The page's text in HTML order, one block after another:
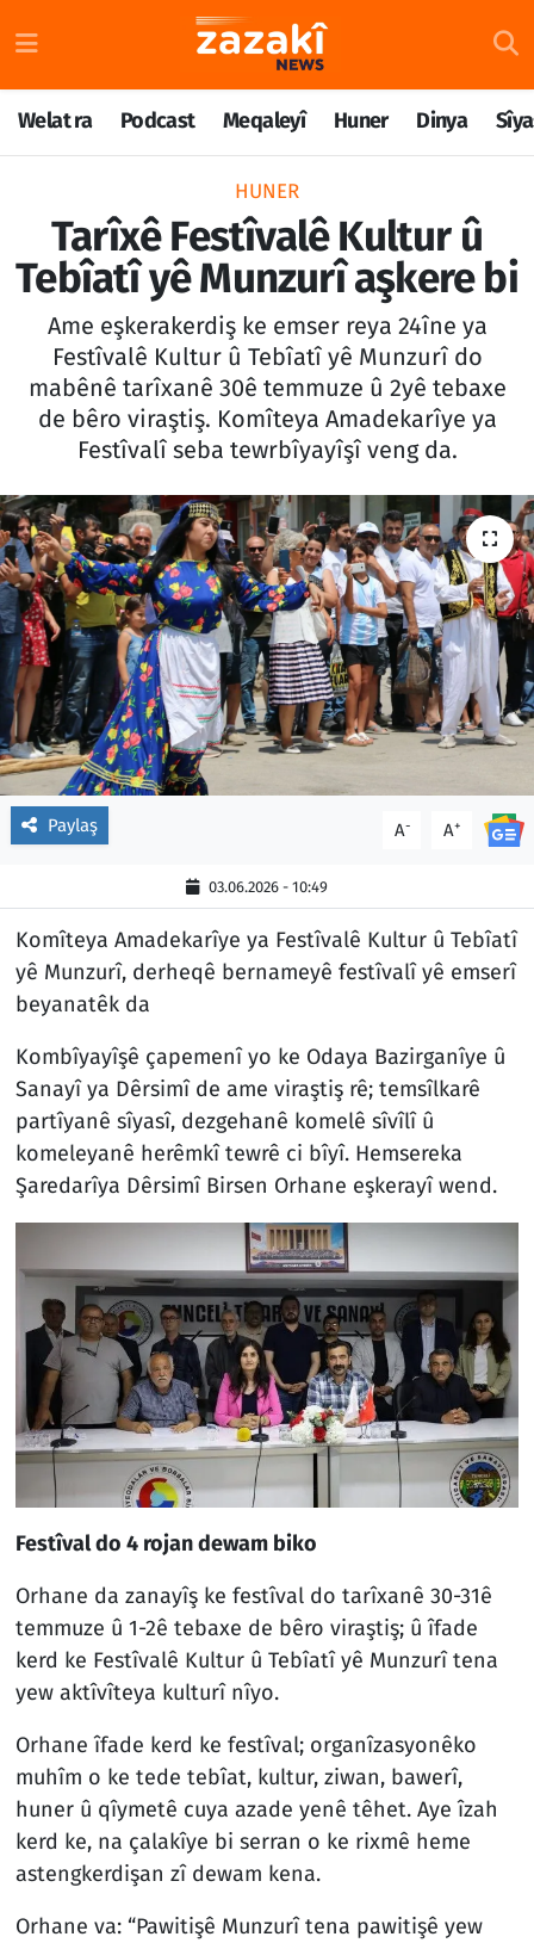
Welat ra Podcast Meqaleyî Huner Dinya
HUNER
Tarîxê Festîvalê Kultur û
Tebîatî yê Munzurî aşkere bi
Ame eşkerakerdiş ke emser reya 24îne ya
Festîvalê Kultur û Tebîatî yê Munzurî do
mabênê tarîxanê 30ê temmuze û 2yê tebaxe
de bêro viraştiş. Komîteya Amadekarîye ya
Festîvalî seba tewrbîyayîşî veng da.
Paylaş A- A+
03.06.2026 - 10:49
Komîteya Amadekarîye ya Festîvalê Kultur û Tebîatî
yê Munzurî, derheqê bernameyê festîvalî yê emserî
beyanatêk da
Kombîyayîşê çapemenî yo ke Odaya Bazirganîye û
Sanayî ya Dêrsimî de ame viraştiş rê; temsîlkarê
partîyanê sîyasî, dezgehanê komelê sîvîlî û
komeleyanê herêmkî tewrê ci bîyî. Hemsereka
Şaredarîya Dêrsimî Birsen Orhane eşkerayî wend.
Festîval do 4 rojan dewam biko
Orhane da zanayîş ke festîval do tarîxanê 30-31ê
temmuze û 1-2ê tebaxe de bêro viraştiş; û îfade
kerd ke Festîvalê Kultur û Tebîatî yê Munzurî tena
yew aktîvîteya kulturî nîyo.
Orhane îfade kerd ke festîval; organîzasyonêko
muhîm o ke tede tebîat, kultur, ziwan, bawerî,
huner û qîymetê cuya azade yenê têhet. Aye îzah
kerd ke, na çalakîye bi serran o ke rixmê heme
astengkerdişan zî dewam kena.
Orhane va: “Pawitişê Munzurî tena pawitişê yew
Welat ra
Podcast
Meqaleyî
Huner
Dinya
Sîyaset
Rojane
Têkilî
Nöbetçi Eczaneler
Hava Durumu
Namaz Vakitleri
Trafik Durumu
Süper Lig Puan Durumu ve Fikstür
Tüm Manşetler
Son Dakika Haberleri
Haber Arşivi